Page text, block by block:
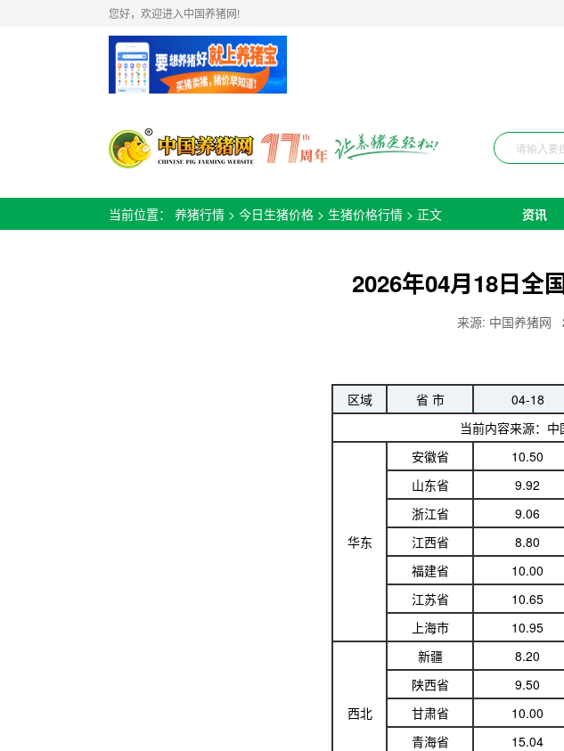
您好，欢迎进入中国养猪网!
当前位置： 养猪行情 > 今日生猪价格 > 生猪价格行情 > 正文 资讯
2026年04月18日全
来源: 中国养猪网
区域 省 市 04-18
当前内容来源：
华东
安徽省 10.50
山东省
9.92
浙江省
9.06
江西省
8.80
福建省
10.00
江苏省
10.65
上海市
10.95
西北
新疆 8.20
陕西省
9.50
甘肃省
10.00
青海省
15.04